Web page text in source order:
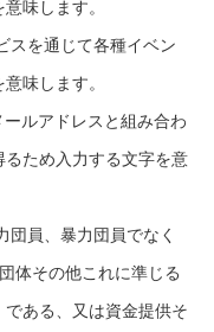
味します。
スを通じて各種イベン
味します。
ールアドレスと組み合わ
ため入力する文字を意
団員、暴力団員でなく
体その他これに準じる
ある、又は資金提供そ